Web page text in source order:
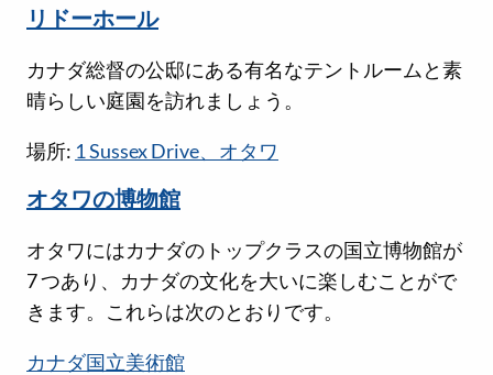
リドーホール
カナダ総督の公邸にある有名なテントルームと素
晴らしい庭園を訪れましょう。
場所: 1 Sussex Drive、オタワ
オタワの博物館
オタワにはカナダのトップクラスの国立博物館が
7 つあり、カナダの文化を大いに楽しむことがで
きます。これらは次のとおりです。
カナダ国立美術館